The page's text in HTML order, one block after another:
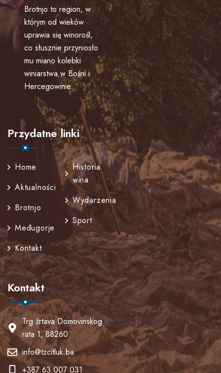
Brotnjo to region, w
którym od wieków
uprawia się winorośl,
co słusznie przyniosło
mu miano kolebki
winiarstwa w Bośni i
Hercegowinie.
Przydatne linki
Home
Aktualności
Brotnjo
Međugorje
Kontakt
Historia
wina
Wydarzenia
Sport
Kontakt
Trg žrtava Domovinskog
rata 1, 88260
info@tzcitluk.ba
+387 63 007 031